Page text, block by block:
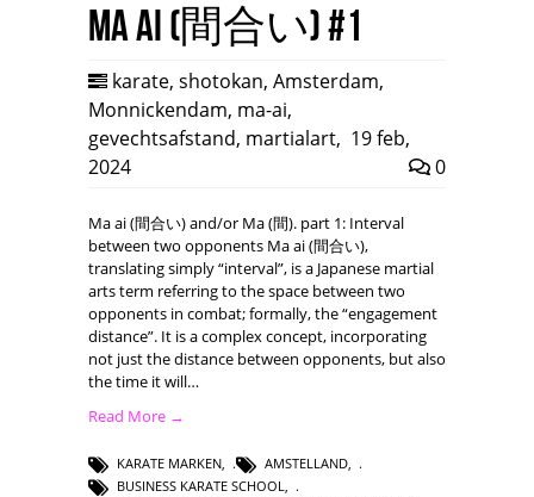
Ma ai (間合い) #1
karate, shotokan, Amsterdam,
Monnickendam, ma-ai,
gevechtsafstand, martialart, 19 feb,
2024
0
Ma ai (間合い) and/or Ma (間). part 1: Interval
between two opponents Ma ai (間合い),
translating simply “interval”, is a Japanese martial
arts term referring to the space between two
opponents in combat; formally, the “engagement
distance”. It is a complex concept, incorporating
not just the distance between opponents, but also
the time it will…
Read More →
KARATE MARKEN AMSTELLAND
BUSINESS KARATE SCHOOL